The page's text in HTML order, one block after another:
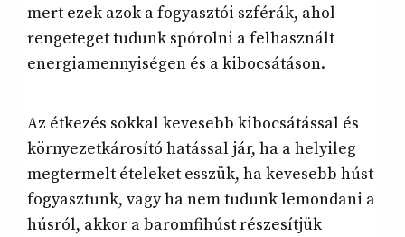
mert ezek azok a fogyasztói szférák, ahol
rengeteget tudunk spórolni a felhasznált
energiamennyiségen és a kibocsátáson.
Az étkezés sokkal kevesebb kibocsátással és
környezetkárosító hatással jár, ha a helyileg
megtermelt ételeket esszük, ha kevesebb húst
fogyasztunk, vagy ha nem tudunk lemondani a
húsról, akkor a baromfihúst részesítjük